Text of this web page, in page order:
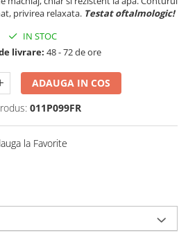
privirea relaxata. Testat oftalmologic!
IN STOC
livrare: 48 - 72 de ore
ADAUGA IN COS
011P099FR
la Favorite